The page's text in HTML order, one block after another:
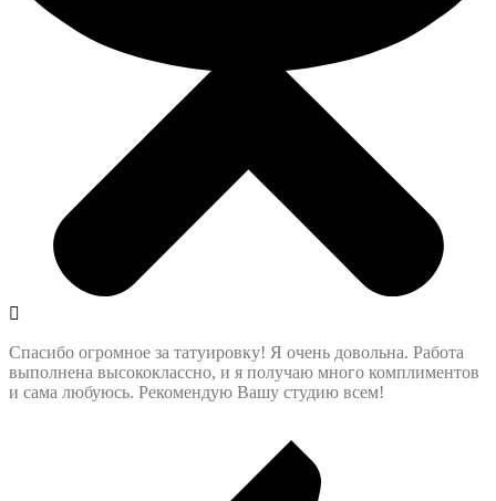
Спасибо огромное за татуировку! Я очень довольна. Работа
выполнена высококлассно, и я получаю много комплиментов
и сама любуюсь. Рекомендую Вашу студию всем!